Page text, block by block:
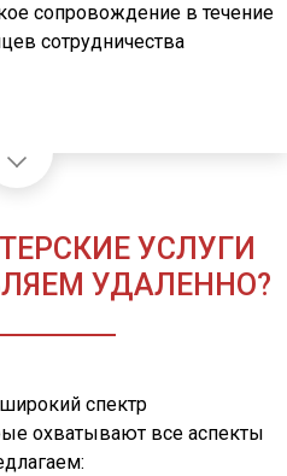
сопровождение в течение
сотрудничества
УСЛУГИ
УДАЛЕННО?
широкий спектр
охватывают все аспекты